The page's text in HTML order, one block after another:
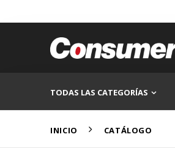
TODAS LAS CATEGORÍAS
INICIO CATÁLOGO